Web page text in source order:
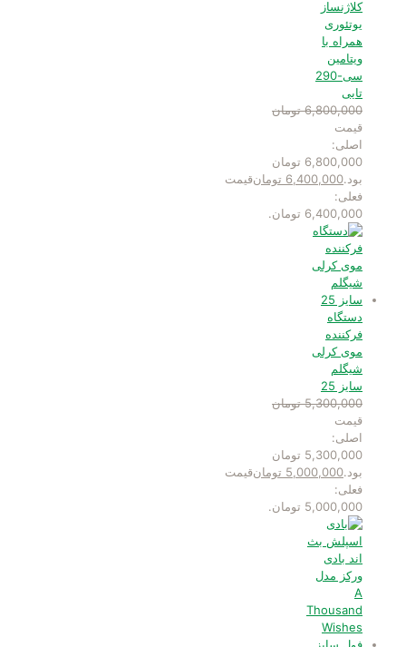
کلاژنساز
یوتئوری
همراه با
ویتامین
سی-290
تایی
6,800,000 تومان
قیمت
اصلی:
6,800,000 تومان
بود.6,400,000 تومانقیمت
فعلی:
6,400,000 تومان.
دستگاه
فرکننده
موی کرلی
شیگلم
سایز 25
5,300,000 تومان
قیمت
اصلی:
5,300,000 تومان
بود.5,000,000 تومانقیمت
فعلی:
5,000,000 تومان.